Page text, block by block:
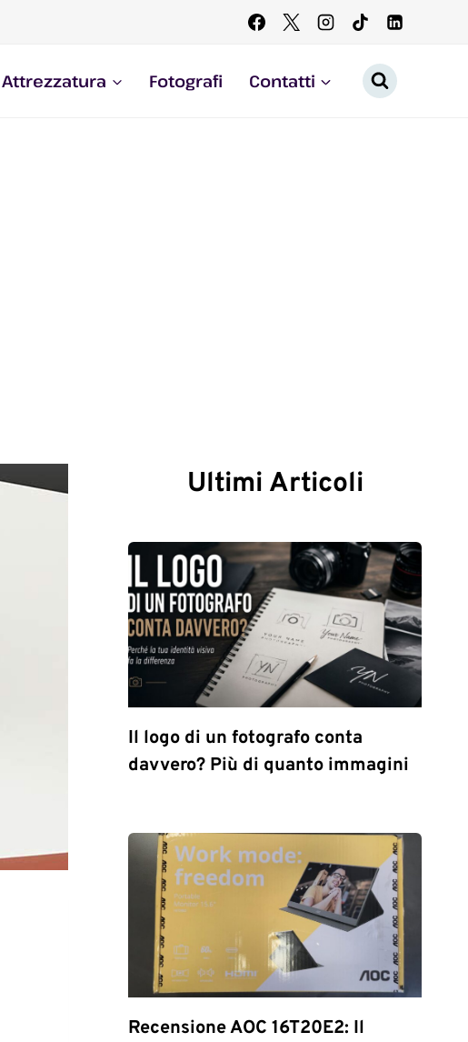
Attrezzatura Fotografi Contatti
Ultimi Articoli
Il logo di un fotografo conta
davvero? Più di quanto immagini
Recensione AOC 16T20E2: Il